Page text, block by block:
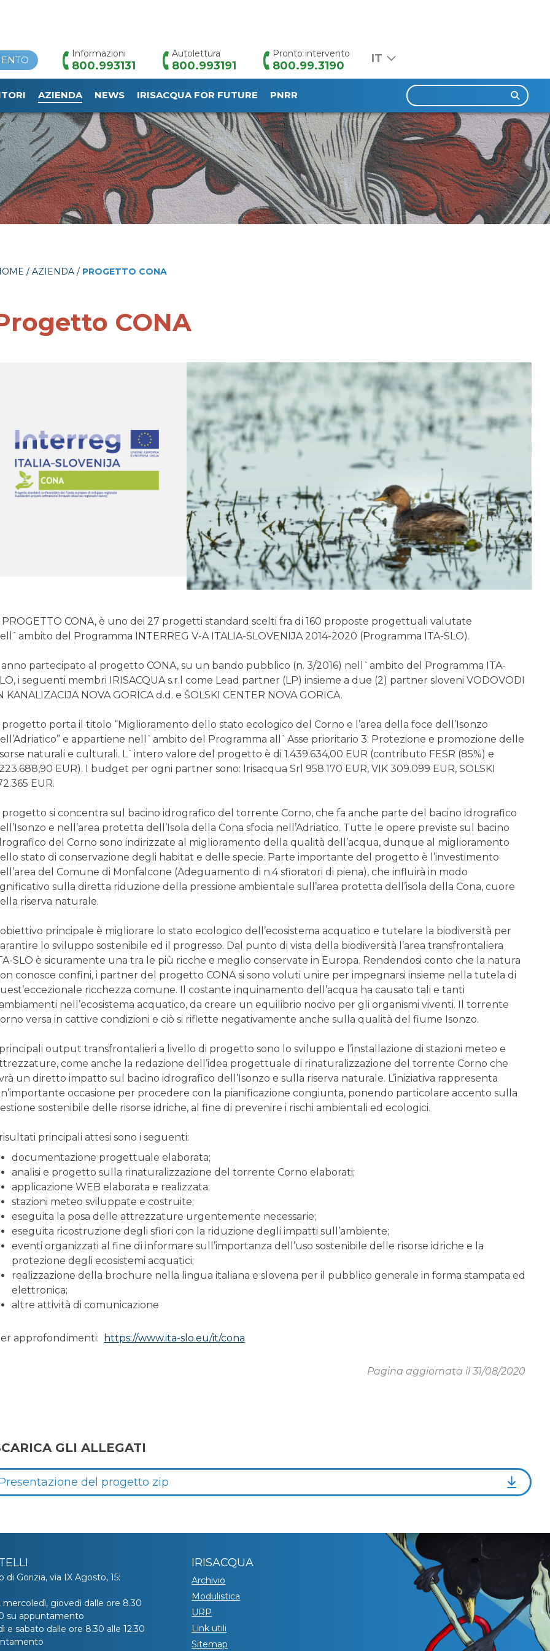
Informazioni
800.993131
Autolettura
800.993191
Pronto intervento
800.99.3190
AZIENDA NEWS IRISACQUA FOR FUTURE PNRR
Ricerca
per:
/ AZIENDA / PROGETTO CONA
CONA
PROGETTO CONA, è uno dei 27 progetti standard scelti fra di 160 proposte progettuali valutate
del Programma INTERREG V-A ITALIA-SLOVENIJA 2014-2020 (Programma ITA-SLO).
partecipato al progetto CONA, su un bando pubblico (n. 3/2016) nell`ambito del Programma ITA-
i seguenti membri IRISACQUA s.r.l come Lead partner (LP) insieme a due (2) partner sloveni VODOVODI
KANALIZACIJA NOVA GORICA d.d. e ŠOLSKI CENTER NOVA GORICA.
progetto porta il titolo “Miglioramento dello stato ecologico del Corno e l’area della foce dell’Isonzo
e appartiene nell`ambito del Programma all`Asse prioritario 3: Protezione e promozione delle
naturali e culturali. L`intero valore del progetto è di 1.439.634,00 EUR (contributo FESR (85%) e
EUR). I budget per ogni partner sono: Irisacqua Srl 958.170 EUR, VIK 309.099 EUR, SOLSKI
EUR.
progetto si concentra sul bacino idrografico del torrente Corno, che fa anche parte del bacino idrografico
e nell’area protetta dell’Isola della Cona sfocia nell’Adriatico. Tutte le opere previste sul bacino
del Corno sono indirizzate al miglioramento della qualità dell’acqua, dunque al miglioramento
stato di conservazione degli habitat e delle specie. Parte importante del progetto è l’investimento
del Comune di Monfalcone (Adeguamento di n.4 sfioratori di piena), che influirà in modo
sulla diretta riduzione della pressione ambientale sull’area protetta dell’isola della Cona, cuore
riserva naturale.
principale è migliorare lo stato ecologico dell’ecosistema acquatico e tutelare la biodiversità per
lo sviluppo sostenibile ed il progresso. Dal punto di vista della biodiversità l’area transfrontaliera
SLO è sicuramente una tra le più ricche e meglio conservate in Europa. Rendendosi conto che la natura
conosce confini, i partner del progetto CONA si sono voluti unire per impegnarsi insieme nella tutela di
ricchezza comune. Il costante inquinamento dell’acqua ha causato tali e tanti
nell’ecosistema acquatico, da creare un equilibrio nocivo per gli organismi viventi. Il torrente
versa in cattive condizioni e ciò si riflette negativamente anche sulla qualità del fiume Isonzo.
output transfrontalieri a livello di progetto sono lo sviluppo e l’installazione di stazioni meteo e
come anche la redazione dell’idea progettuale di rinaturalizzazione del torrente Corno che
un diretto impatto sul bacino idrografico dell’Isonzo e sulla riserva naturale. L’iniziativa rappresenta
occasione per procedere con la pianificazione congiunta, ponendo particolare accento sulla
sostenibile delle risorse idriche, al fine di prevenire i rischi ambientali ed ecologici.
principali attesi sono i seguenti:
documentazione progettuale elaborata;
analisi e progetto sulla rinaturalizzazione del torrente Corno elaborati;
applicazione WEB elaborata e realizzata;
stazioni meteo sviluppate e costruite;
eseguita la posa delle attrezzature urgentemente necessarie;
eseguita ricostruzione degli sfiori con la riduzione degli impatti sull’ambiente;
eventi organizzati al fine di informare sull’importanza dell’uso sostenibile delle risorse idriche e la
protezione degli ecosistemi acquatici;
realizzazione della brochure nella lingua italiana e slovena per il pubblico generale in forma stampata ed
elettronica;
altre attività di comunicazione
approfondimenti: https://www.ita-slo.eu/it/cona
Pagina aggiornata il 31/08/2020
GLI ALLEGATI
del progetto zip
di Gorizia, via IX Agosto, 15:
mercoledì, giovedì dalle ore 8.30
su appuntamento
e sabato dalle ore 8.30 alle 12.30
IRISACQUA
Archivio
Modulistica
URP
Link utili
Sitemap